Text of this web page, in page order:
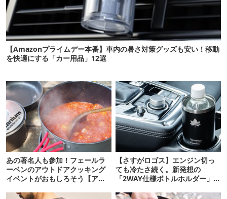
【Amazonプライムデー本番】車内の暑さ対策グッズも安い！移動
を快適にする「カー用品」12選
あの著名人も参加！フェールラ
ーベンのアウトドアクッキング
イベントがおもしろそう【アウ
【さすがロゴス】エンジン切っ
ても冷たさ続く。新発想の
「2WAY仕様ボトルホルダー」が